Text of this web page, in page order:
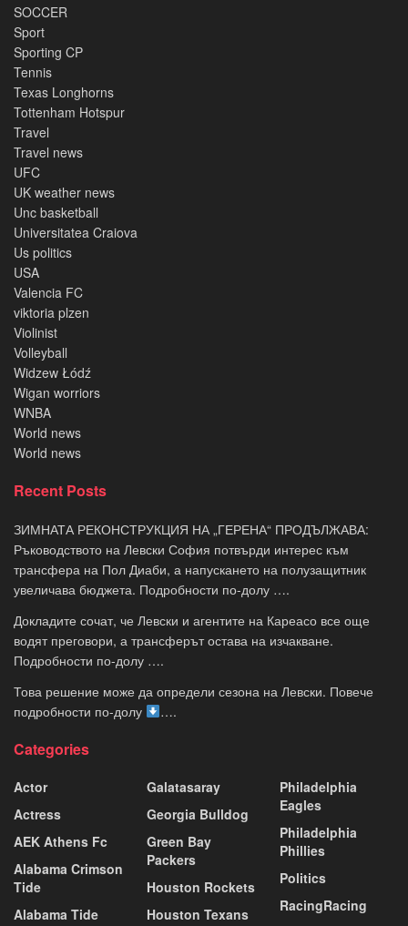
SOCCER
Sport
Sporting CP
Tennis
Texas Longhorns
Tottenham Hotspur
Travel
Travel news
UFC
UK weather news
Unc basketball
Universitatea Craiova
Us politics
USA
Valencia FC
viktoria plzen
Violinist
Volleyball
Widzew Łódź
Wigan worriors
WNBA
World news
World news
Recent Posts
ЗИМНАТА РЕКОНСТРУКЦИЯ НА „ГЕРЕНА“ ПРОДЪЛЖАВА:
Ръководството на Левски София потвърди интерес към
трансфера на Пол Диаби, а напускането на полузащитник
увеличава бюджета. Подробности по-долу ….
Докладите сочат, че Левски и агентите на Кареасо все още
водят преговори, а трансферът остава на изчакване.
Подробности по-долу ….
Това решение може да определи сезона на Левски. Повече
подробности по-долу
….
Categories
Actor
Actress
AEK Athens Fc
Alabama Crimson
Tide
Alabama Tide
Galatasaray
Georgia Bulldog
Green Bay
Packers
Houston Rockets
Houston Texans
Philadelphia
Eagles
Philadelphia
Phillies
Politics
RacingRacing